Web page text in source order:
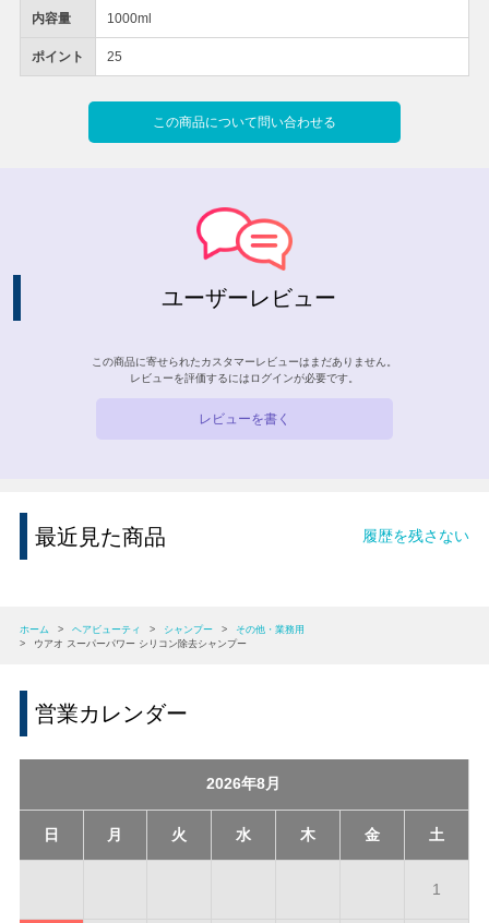
内容量 1000ml
ポイント 25
この商品について問い合わせる
ユーザーレビュー
この商品に寄せられたカスタマーレビューはまだありません。
レビューを評価するには ログインが必要です。
レビューを書く
最近見た商品 履歴を残さない
ホーム > ヘアビューティ > シャンプー >
その他・業務用
>
ウアオ スーパーパワー シリコン除去シャンプー
営業カレンダー
2026年8月
日 月 火 水 木 金 土
1